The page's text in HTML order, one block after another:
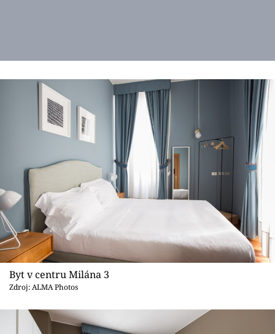
Byt v centru Milána 3
Zdroj: ALMA Photos